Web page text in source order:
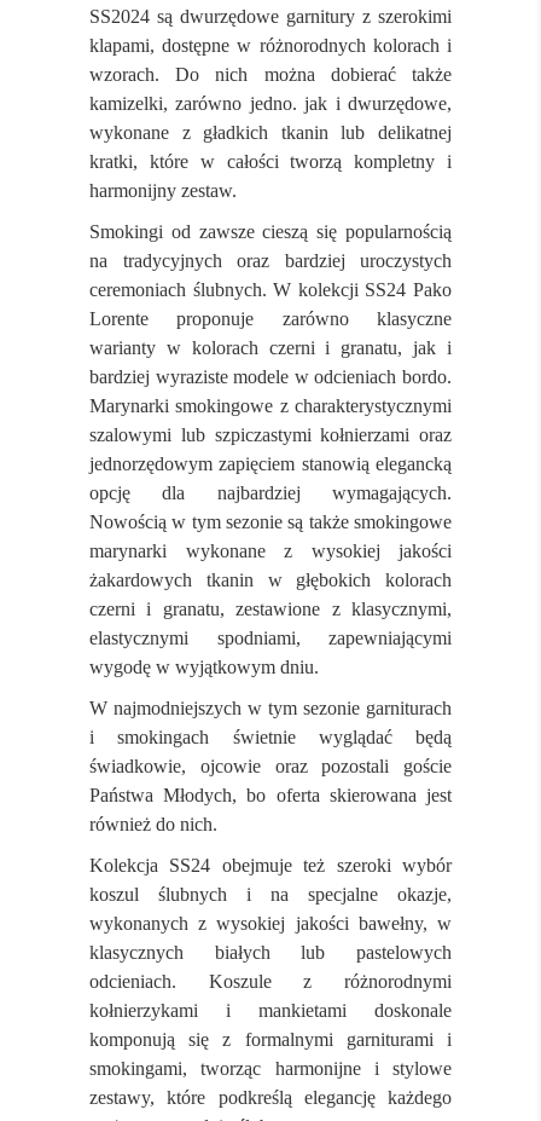
SS2024 są dwurzędowe garnitury z szerokimi
klapami, dostępne w różnorodnych kolorach i
wzorach. Do nich można dobierać także
kamizelki, zarówno jedno. jak i dwurzędowe,
wykonane z gładkich tkanin lub delikatnej
kratki, które w całości tworzą kompletny i
harmonijny zestaw.
Smokingi od zawsze cieszą się popularnością
na tradycyjnych oraz bardziej uroczystych
ceremoniach ślubnych. W kolekcji SS24 Pako
Lorente proponuje zarówno klasyczne
warianty w kolorach czerni i granatu, jak i
bardziej wyraziste modele w odcieniach bordo.
Marynarki smokingowe z charakterystycznymi
szalowymi lub szpiczastymi kołnierzami oraz
jednorzędowym zapięciem stanowią elegancką
opcję dla najbardziej wymagających.
Nowością w tym sezonie są także smokingowe
marynarki wykonane z wysokiej jakości
żakardowych tkanin w głębokich kolorach
czerni i granatu, zestawione z klasycznymi,
elastycznymi spodniami, zapewniającymi
wygodę w wyjątkowym dniu.
W najmodniejszych w tym sezonie garniturach
i smokingach świetnie wyglądać będą
świadkowie, ojcowie oraz pozostali goście
Państwa Młodych, bo oferta skierowana jest
również do nich.
Kolekcja SS24 obejmuje też szeroki wybór
koszul ślubnych i na specjalne okazje,
wykonanych z wysokiej jakości bawełny, w
klasycznych białych lub pastelowych
odcieniach. Koszule z różnorodnymi
kołnierzykami i mankietami doskonale
komponują się z formalnymi garniturami i
smokingami, tworząc harmonijne i stylowe
zestawy, które podkreślą elegancję każdego